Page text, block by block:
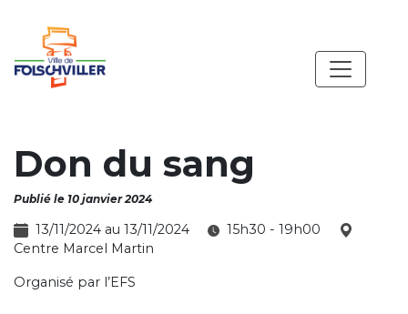
Don du sang
Publié le 10 janvier 2024
13/11/2024 au 13/11/2024
15h30 - 19h00
Centre Marcel Martin
Organisé par l’EFS